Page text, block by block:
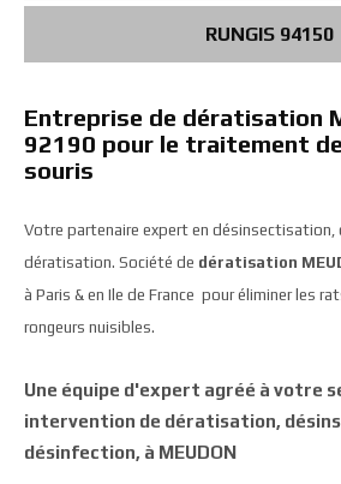
RUNGIS 94150
Entreprise de dératisation
92190 pour le traitement
souris
Votre partenaire expert en désinsectisation,
dératisation. Société de dératisation
à Paris & en Ile de France pour éliminer les
rongeurs nuisibles.
Une équipe d'expert agréé à votre
intervention de dératisation,
désinfection, à MEUDON